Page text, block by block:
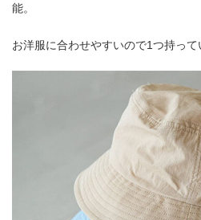
能。
お洋服に合わせやすいので1つ持って